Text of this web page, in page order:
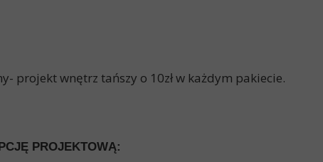
projekt wnętrz tańszy o 10zł w każdym pakiecie.
PROJEKTOWĄ: